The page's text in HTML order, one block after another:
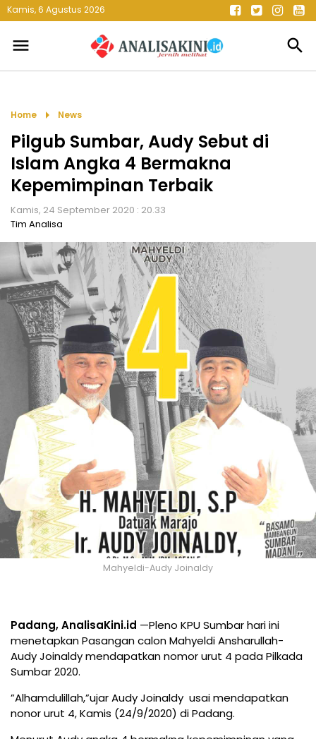
Kamis, 6 Agustus 2026
menu search
Home arrow_right News
Pilgub Sumbar, Audy Sebut di
Islam Angka 4 Bermakna
Kepemimpinan Terbaik
Kamis, 24 September 2020 : 20.33
Tim Analisa
Mahyeldi-Audy Joinaldy
Padang, AnalisaKini.id —Pleno KPU Sumbar hari ini
menetapkan Pasangan calon Mahyeldi Ansharullah-
Audy Joinaldy mendapatkan nomor urut 4 pada Pilkada
Sumbar 2020.
”Alhamdulillah,”ujar Audy Joinaldy usai mendapatkan
nonor urut 4, Kamis (24/9/2020) di Padang.